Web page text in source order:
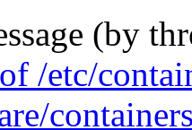
(by
/etc/